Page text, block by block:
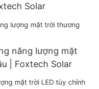
Solar
năng lượng mặt
| Foxtech Solar